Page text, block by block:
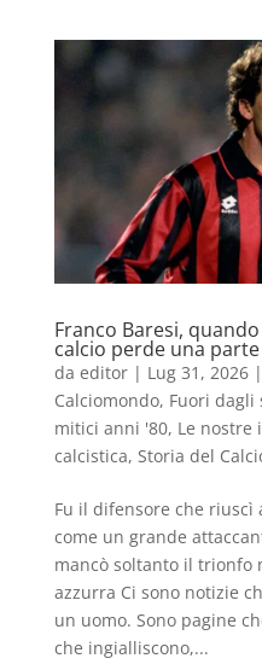
Franco Baresi,
calcio perde una
da editor| Lug 31, 2026|
Calciomondo, Fuori dagli
mitici anni '80, Le nostre
calcistica, Storia del
Fu il difensore che riuscì
come un grande
mancò soltanto il trionfo
azzurra Ci sono notizie
un uomo. Sono pagine
che ingialliscono,...